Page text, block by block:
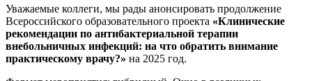
Уважаемые коллеги, мы рады анонсировать продолжение
Всероссийского образовательного проекта «Клинические
рекомендации по антибактериальной терапии
внебольничных инфекций: на что обратить внимание
практическому врачу?» на 2025 год.